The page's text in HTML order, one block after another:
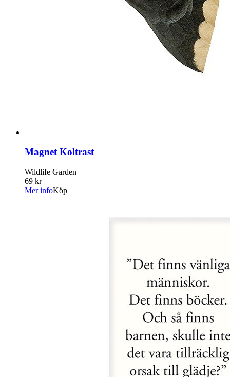
Magnet Koltrast
Wildlife Garden
69 kr
Mer infoKöp